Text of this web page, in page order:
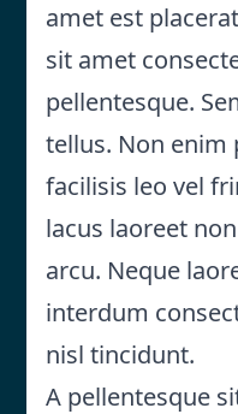
amet est
sit amet
pellentesque.
tellus. Non enim
facilisis leo vel
lacus laoreet
arcu. Neque
interdum
nisl tincidunt.
A pellentesque